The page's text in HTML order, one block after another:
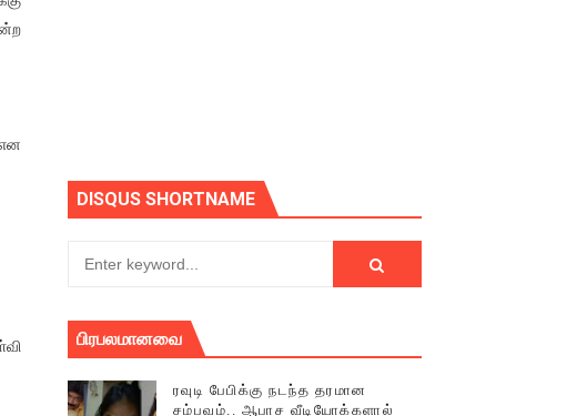
சுவிஸ் (செய்தியும்,படங்களும்..)
போராட்டத்தில் திரண்ட தமிழ்மக்கள்!!
DISQUS SHORTNAME
பிரபலமானவை
ரவுடி பேபிக்கு நடந்த தரமான
சம்பவம்.. ஆபாச வீடியோக்களால்